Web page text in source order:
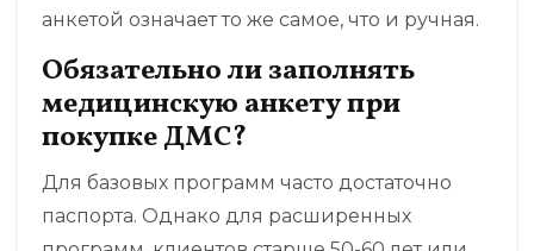
анкетой означает то же самое, что и ручная.
Обязательно ли заполнять
медицинскую анкету при
покупке ДМС?
Для базовых программ часто достаточно
паспорта. Однако для расширенных